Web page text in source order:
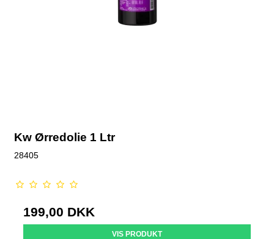
Kw Ørredolie 1 Ltr
28405
199,00 DKK
VIS PRODUKT